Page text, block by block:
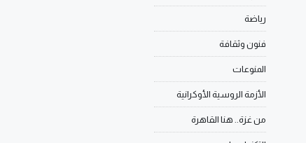
رياضة
فنون وثقافة
المنوعات
الأزمة الروسية الأوكرانية
من غزة.. هنا القاهرة